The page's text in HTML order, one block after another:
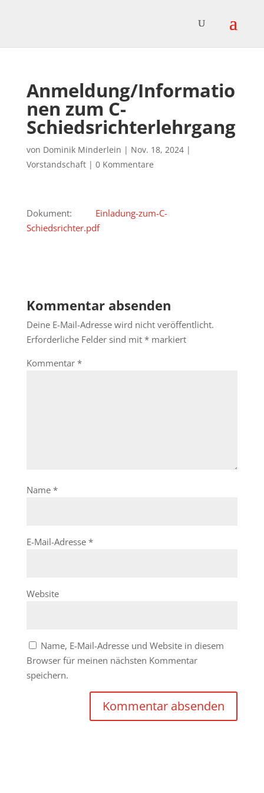
Anmeldung/Informatio
nen zum C-
Schiedsrichterlehrgang
von Dominik Minderlein | Nov. 18, 2024|
Vorstandschaft| 0 Kommentare
Dokument:
Einladung-zum-C-
Schiedsrichter.pdf
Kommentar absenden
Deine E-Mail-Adresse wird nicht veröffentlicht.
Erforderliche Felder sind mit *markiert
Kommentar *
Name *
E-Mail-Adresse *
Website
Name, E-Mail-Adresse und Website in diesem
Browser für meinen nächsten Kommentar
speichern.